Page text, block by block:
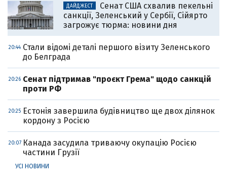
ДАЙДЖЕСТ
Сенат США схвалив пекельні
санкції, Зеленський у Сербії, Сійярто
загрожує тюрма: новини дня
20:44 Стали відомі деталі першого візиту Зеленського
до Белграда
20:26 Cенат підтримав "проєкт Грема" щодо санкцій
проти РФ
20:25 Естонія завершила будівництво ще двох ділянок
кордону з Росією
20:07 Канада засудила триваючу окупацію Росією
частини Грузії
УСІ НОВИНИ